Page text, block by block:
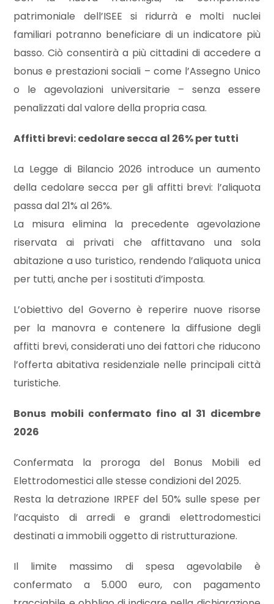
patrimoniale dell’ISEE si ridurrà e molti nuclei
familiari potranno beneficiare di un indicatore più
basso. Ciò consentirà a più cittadini di accedere a
bonus e prestazioni sociali – come l’Assegno Unico
o le agevolazioni universitarie – senza essere
penalizzati dal valore della propria casa.
Affitti brevi: cedolare secca al 26% per tutti
La Legge di Bilancio 2026 introduce un aumento
della cedolare secca per gli affitti brevi: l’aliquota
passa dal 21% al 26%.
La misura elimina la precedente agevolazione
riservata ai privati che affittavano una sola
abitazione a uso turistico, rendendo l’aliquota unica
per tutti, anche per i sostituti d’imposta.
L’obiettivo del Governo è reperire nuove risorse
per la manovra e contenere la diffusione degli
affitti brevi, considerati uno dei fattori che riducono
l’offerta abitativa residenziale nelle principali città
turistiche.
Bonus mobili confermato fino al 31 dicembre
2026
Confermata la proroga del Bonus Mobili ed
Elettrodomestici alle stesse condizioni del 2025.
Resta la detrazione IRPEF del 50% sulle spese per
l’acquisto di arredi e grandi elettrodomestici
destinati a immobili oggetto di ristrutturazione.
Il limite massimo di spesa agevolabile è
confermato a 5.000 euro, con pagamento
Totale
Locali
minimi
Qualsiasi
1
3
4
5+
Bagni
minimi
Qualsiasi